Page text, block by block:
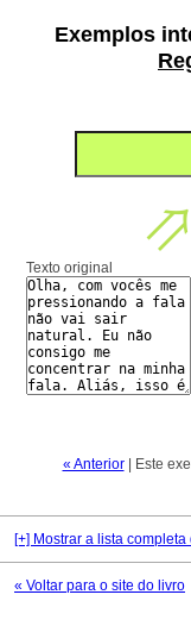
Exemplos
Texto original
« Anterior| Este
[+] Mostrar a lista
« Voltar para o site do livro